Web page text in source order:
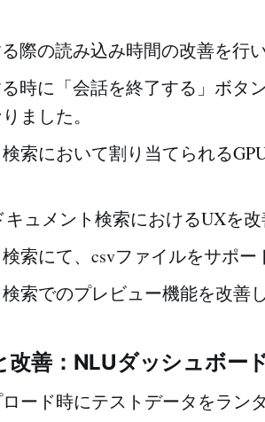
際の読み込み時間の改善を行い
時に「会話を終了する」ボタ
ました。
索において割り当てられる
ュメント検索におけるUXを改
索にて、csvファイルをサポー
索でのプレビュー機能を改善
改善：NLUダッシュボー
ード時にテストデータをラン